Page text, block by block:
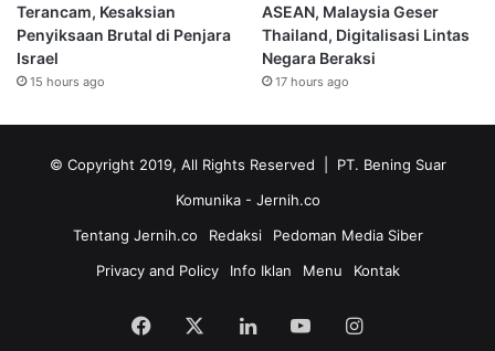
Terancam, Kesaksian
Penyiksaan Brutal di Penjara
Israel
15 hours ago
ASEAN, Malaysia Geser
Thailand, Digitalisasi Lintas
Negara Beraksi
17 hours ago
© Copyright 2019, All Rights Reserved | PT. Bening Suar
Komunika - Jernih.co
Tentang Jernih.co
Redaksi
Pedoman Media Siber
Privacy and Policy
Info Iklan Menu Kontak
Facebook LinkedInYouTubeInstagram